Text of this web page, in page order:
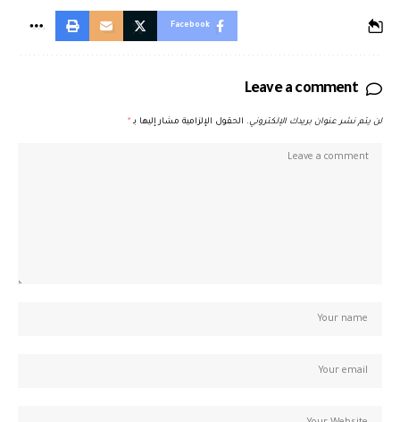
Facebook
Leave a comment
لن يتم نشر عنوان بريدك الإلكتروني. الحقول الإلزامية مشار إليها بـ *